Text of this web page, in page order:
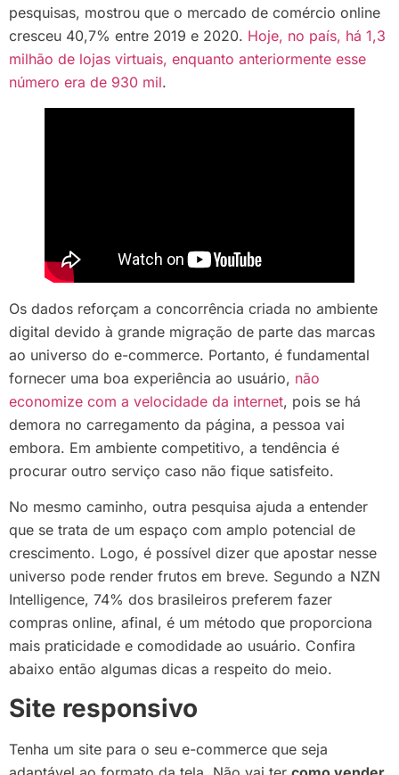
pesquisas, mostrou que o mercado de comércio online
cresceu 40,7% entre 2019 e 2020. Hoje, no país, há 1,3
milhão de lojas virtuais, enquanto anteriormente esse
número era de 930 mil.
Os dados reforçam a concorrência criada no ambiente
digital devido à grande migração de parte das marcas
ao universo do e-commerce. Portanto, é fundamental
fornecer uma boa experiência ao usuário, não
economize com a velocidade da internet, pois se há
demora no carregamento da página, a pessoa vai
embora. Em ambiente competitivo, a tendência é
procurar outro serviço caso não fique satisfeito.
No mesmo caminho, outra pesquisa ajuda a entender
que se trata de um espaço com amplo potencial de
crescimento. Logo, é possível dizer que apostar nesse
universo pode render frutos em breve. Segundo a NZN
Intelligence, 74% dos brasileiros preferem fazer
compras online, afinal, é um método que proporciona
mais praticidade e comodidade ao usuário. Confira
abaixo então algumas dicas a respeito do meio.
Site responsivo
Tenha um site para o seu e-commerce que seja